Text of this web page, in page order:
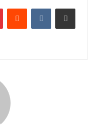
PinterestReddit VKontakteShare via Email